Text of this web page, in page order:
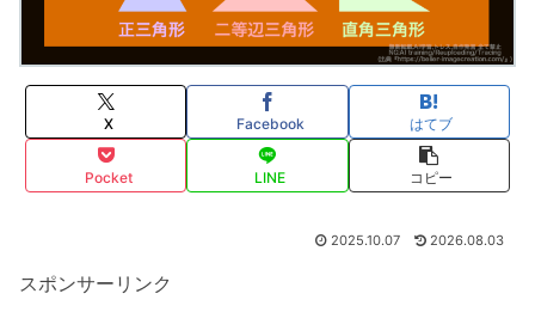
X Facebook はてブ
Pocket LINE コピー
2025.10.07 2026.08.03
スポンサーリンク